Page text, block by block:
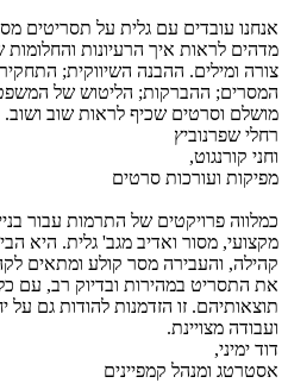
אנחנו עובדים עם גלית על תסריטים
מדהים לראות איך הרעיונות
צורה ומילים. ההבנה השיווקית;
המסרים; ההברקות; הליטוש של
מושלם וסרטים שכיף לראות שוב ושוב.
רחלי שפרנוביץ
וחני קורנגוט,
מפיקות ועורכות סרטים
כמלווה פרויקטים של התרמות עבור
מקצועי, מסור ואדיב מגב' גלית. היא
קהילה, והעבירה מסר קולע ומתאים
את התסריט במהירות ובדיוק רב, עם
תוצאותיהם. זו הזדמנות להודות גם על
ועבודה מצויינת.
דוד ימיני,
אסטרטג ומנהל קמפיינים